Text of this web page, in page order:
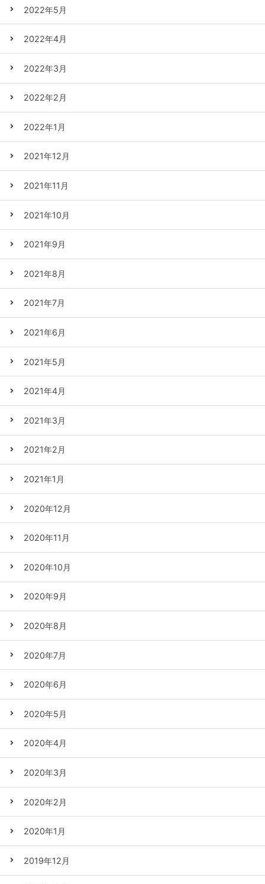
2022年5月
2022年4月
2022年3月
2022年2月
2022年1月
2021年12月
2021年11月
2021年10月
2021年9月
2021年8月
2021年7月
2021年6月
2021年5月
2021年4月
2021年3月
2021年2月
2021年1月
2020年12月
2020年11月
2020年10月
2020年9月
2020年8月
2020年7月
2020年6月
2020年5月
2020年4月
2020年3月
2020年2月
2020年1月
2019年12月